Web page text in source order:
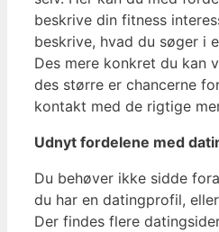
beskrive din fitness
beskrive, hvad du søger i
Des mere konkret du kan
des større er chancerne
kontakt med de rigtige
Udnyt fordelene med
Du behøver ikke sidde
du har en datingprofil,
Der findes flere